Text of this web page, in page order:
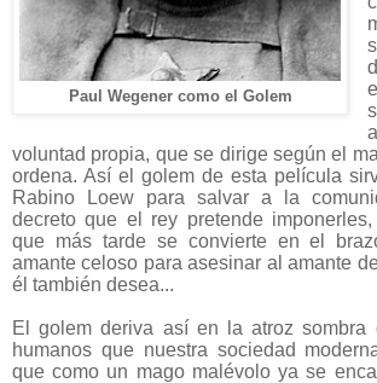
Paul Wegener como el Golem
voluntad propia, que se dirige según el
ordena. Así el golem de esta película
Rabino Loew para salvar a la
decreto que el rey pretende
que más tarde se convierte en el
amante celoso para asesinar al amante
él también desea...
El golem deriva así en la atroz sombra
humanos que nuestra sociedad
que como un mago malévolo ya se